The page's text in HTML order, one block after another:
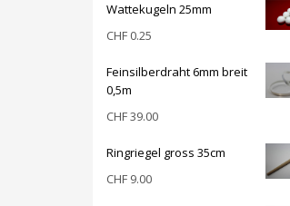
Wattekugeln 25mm
CHF 0.25
Feinsilberdraht 6mm breit
0,5m
CHF39.00
Ringriegel gross 35cm
CHF 9.00